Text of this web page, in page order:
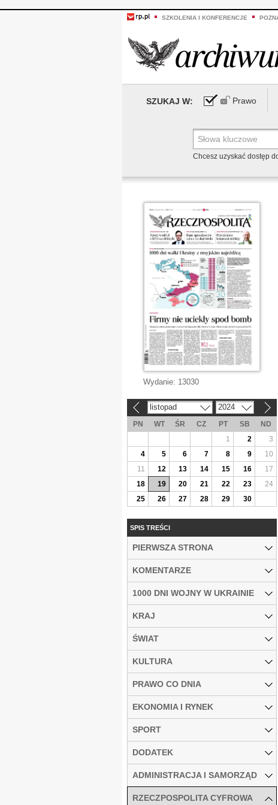
SZKOLENIA I KONFERENCJE
SZUKAJ W: Prawo
Chcesz uzyskać dostęp
Wydanie: 13030
listopad 2024
PN WT ŚR CZ PT SB
ND
1
2
3
4
5 6 7 8 9
10
11
12 13 14 15 16
17
18
19 20 21 22 23
24
25
26 27 28 29 30
SPIS TREŚCI
PIERWSZA STRONA
KOMENTARZE
1000 DNI WOJNY W UKRAINIE
KRAJ
ŚWIAT
KULTURA
PRAWO CO DNIA
EKONOMIA I RYNEK
SPORT
DODATEK
ADMINISTRACJA I SAMORZĄD
RZECZPOSPOLITA CYFROWA